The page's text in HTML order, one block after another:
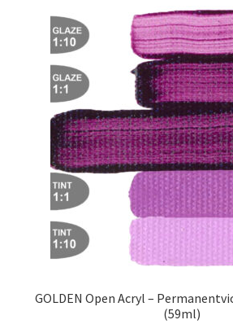
GOLDEN Open Acryl –
(59ml)